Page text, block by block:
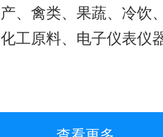
、禽类、果蔬、冷饮
工原料、电子仪表仪